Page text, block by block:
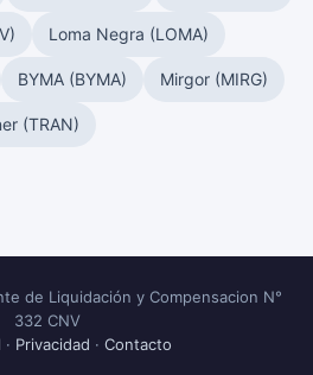
Loma Negra (LOMA)
BYMA (BYMA) Mirgor (MIRG)
(TRAN)
de Liquidación y Compensacion N°
332 CNV
· Privacidad · Contacto